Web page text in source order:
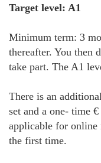
Target level: A1
Minimum term: 3
thereafter. You then
take part. The A1
There is an
set and a one- time
applicable for online
the first time.